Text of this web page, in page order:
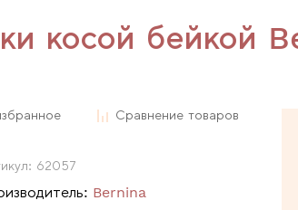
косой бейкой
Сравнение товаров
62057
Bernina